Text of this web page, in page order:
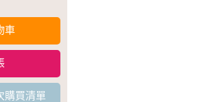
車
購買清單